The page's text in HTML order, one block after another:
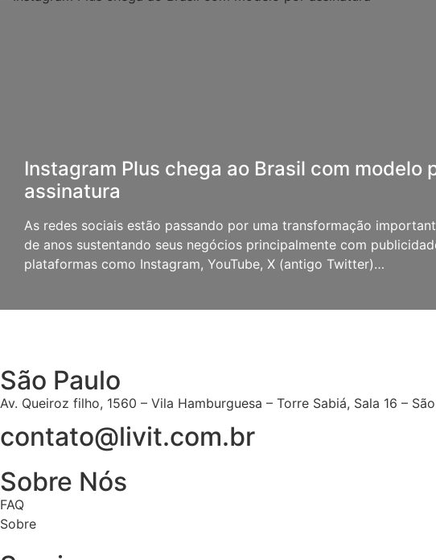
Instagram Plus chega ao Brasil com modelo
assinatura
As redes sociais estão passando por uma transformação
de anos sustentando seus negócios principalmente com
plataformas como Instagram, YouTube, X (antigo Twitter)…
São Paulo
Av. Queiroz filho, 1560 – Vila Hamburguesa – Torre Sabiá, Sala 16 –
contato@livit.com.br
Sobre Nós
FAQ
Sobre